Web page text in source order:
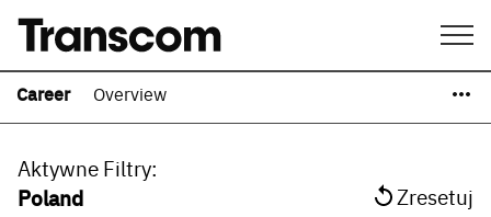
Career Overview
Aktywne Filtry:
Poland Zresetuj